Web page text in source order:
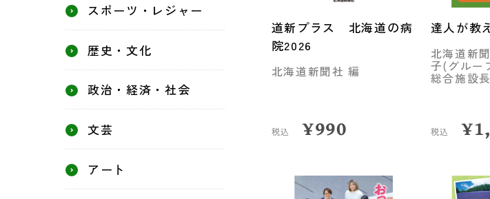
スポーツ・レジャー
歴史・文化
政治・経済・社会
文芸
アート
道新プラス 北海道の病
院2026
北海道新聞社 編
税込 ¥990
達人が教
北海道新
子(グルー
総合施設
税込 ¥